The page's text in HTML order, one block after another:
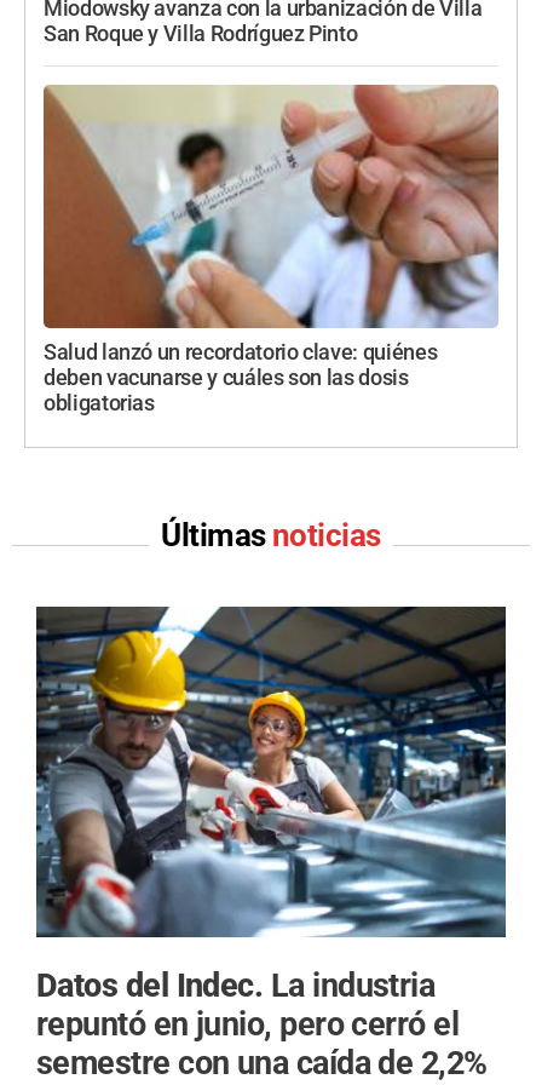
Miodowsky avanza con la urbanización de Villa
San Roque y Villa Rodríguez Pinto
Salud lanzó un recordatorio clave: quiénes
deben vacunarse y cuáles son las dosis
obligatorias
Últimas noticias
Datos del Indec. La industria
repuntó en junio, pero cerró el
semestre con una caída de 2,2%